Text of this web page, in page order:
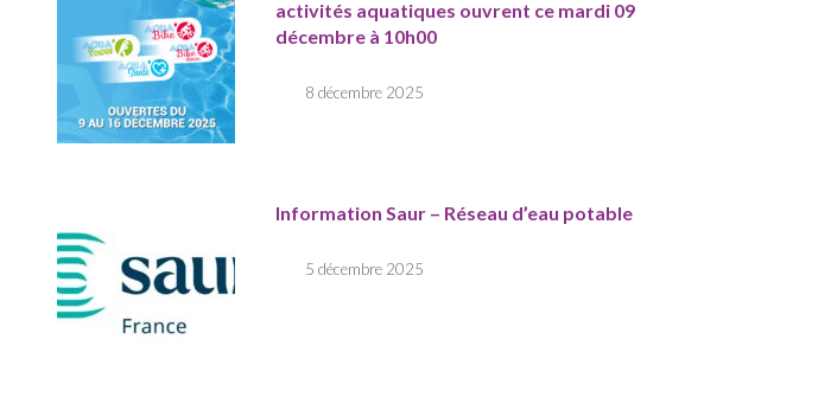
activités aquatiques ouvrent ce mardi 09
décembre à 10h00
8 décembre 2025
Information Saur – Réseau d’eau potable
5 décembre 2025